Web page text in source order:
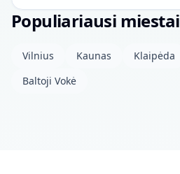
Populiariausi miestai
Vilnius Kaunas Klaipėda
Baltoji Vokė